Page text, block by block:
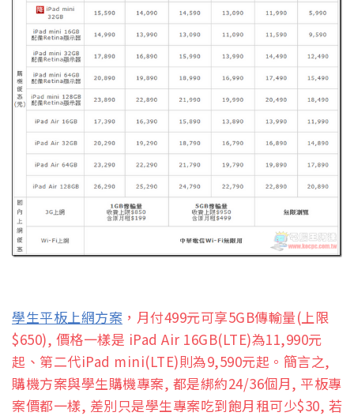
學生平板上網方案 ，月付499元可享5GB傳輸量(上限
$650), 價格一樣是 iPad Air 16GB(LTE)為11,990元
起、第二代iPad mini(LTE)則為9,590元起。簡言之,
購機方案與學生購機專案, 都是綁約24/36個月, 平板專
案價都一樣, 差別只是學生專案吃到飽月租可少$30, 若